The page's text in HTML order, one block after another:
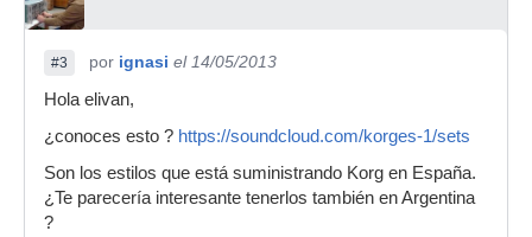
#3 por ignasi el 14/05/2013
Hola elivan,
¿conoces esto ? https://soundcloud.com/korges-1/sets
Son los estilos que está suministrando Korg en España.
¿Te parecería interesante tenerlos también en Argentina
?